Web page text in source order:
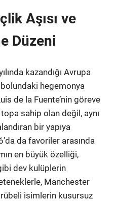
Aşısı ve
Düzeni
kazandığı Avrupa
hegemonya
de la Fuente’nin göreve
sahip olan değil, aynı
bir yapıya
da favoriler arasında
en büyük özelliği,
dev kulüplerin
Manchester
isimlerin kusursuz